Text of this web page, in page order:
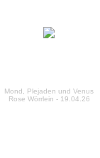
Mond, Plejaden und Venus
Rose Wörrlein - 19.04.26